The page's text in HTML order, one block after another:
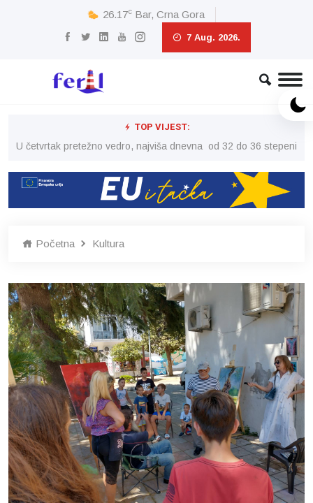
26.17c Bar, Crna Gora
7 Aug. 2026.
TOP VIJEST:
U četvrtak pretežno vedro, najviša dnevna od 32 do 36 stepeni
Početna Kultura